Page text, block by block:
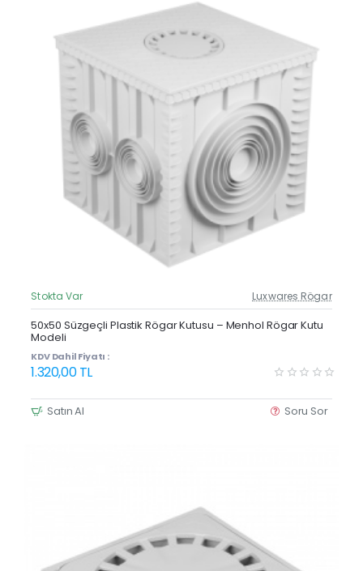
Güncel Fiyat
Yeni Ürün
Stokta Var Luxwares Rögar
50x50 Süzgeçli Plastik Rögar Kutusu – Menhol Rögar Kutu
Modeli
KDV Dahil Fiyatı :
1.320,00 TL
Satın Al Soru Sor